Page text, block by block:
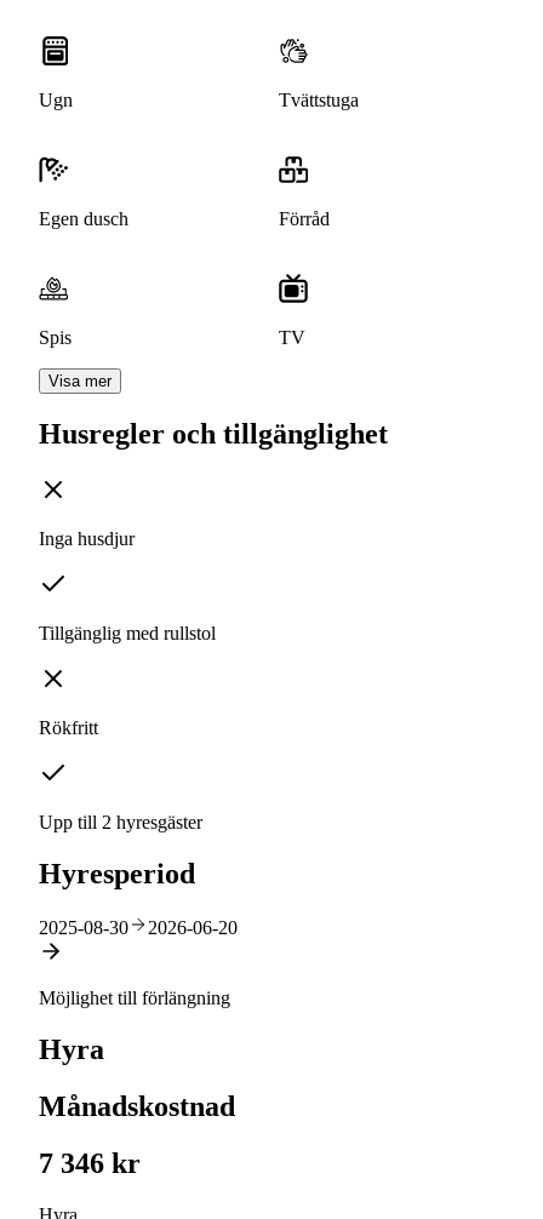
Ugn Tvättstuga
Egen dusch Förråd
Spis TV
Visa mer
Husregler och tillgänglighet
Inga husdjur
Tillgänglig med rullstol
Rökfritt
Upp till 2 hyresgäster
Hyresperiod
2025-08-30 2026-06-20
Möjlighet till förlängning
Hyra
Månadskostnad
7 346 kr
Hyra